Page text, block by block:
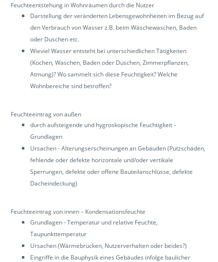
Feuchteentstehung in Wohnräumen durch die Nutzer
Darstellung der veränderten Lebensgewohnheiten im Bezug auf
den Verbrauch von Wasser z.B. beim Wäschewaschen, Baden
oder Duschen etc.
Wieviel Wasser entsteht bei unterschiedlichen Tätigkeiten
(Kochen, Waschen, Baden oder Duschen, Zimmerpflanzen,
Atmung)? Wo sammelt sich diese Feuchtigkeit? Welche
Wohnbereiche sind betroffen?
Feuchteeintrag von außen
durch aufsteigende und hygroskopische Feuchtigkeit -
Grundlagen
Ursachen - Alterungserscheinungen an Gebäuden (Putzschäden,
fehlende oder defekte horizontale und/oder vertikale
Sperrungen, defekte oder offene Bauteilanschlüsse, defekte
Dacheindeckung)
Feuchteeintrag von innen – Kondensationsfeuchte
Grundlagen - Temperatur und relative Feuchte,
Taupunkttemperatur
Ursachen (Wärmebrücken, Nutzerverhalten oder beides?)
Eingriffe in die Bauphysik eines Gebäudes infolge baulicher